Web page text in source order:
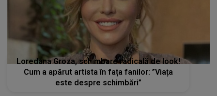
Loredana Groza, schimbare radicală de look!
Cum a apărut artista în fața fanilor: ”Viața
este despre schimbări”